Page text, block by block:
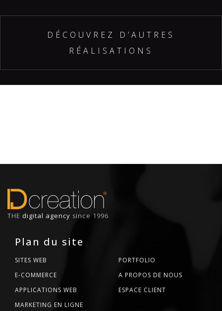
DÉCOUVREZ D’AUTRES
RÉALISATIONS
THE digital agency since 1996
Plan du site
SITES WEB
E-COMMERCE
APPLICATIONS WEB
MARKETING EN LIGNE
PORTFOLIO
A PROPOS DE NOUS
ESPACE CLIENT